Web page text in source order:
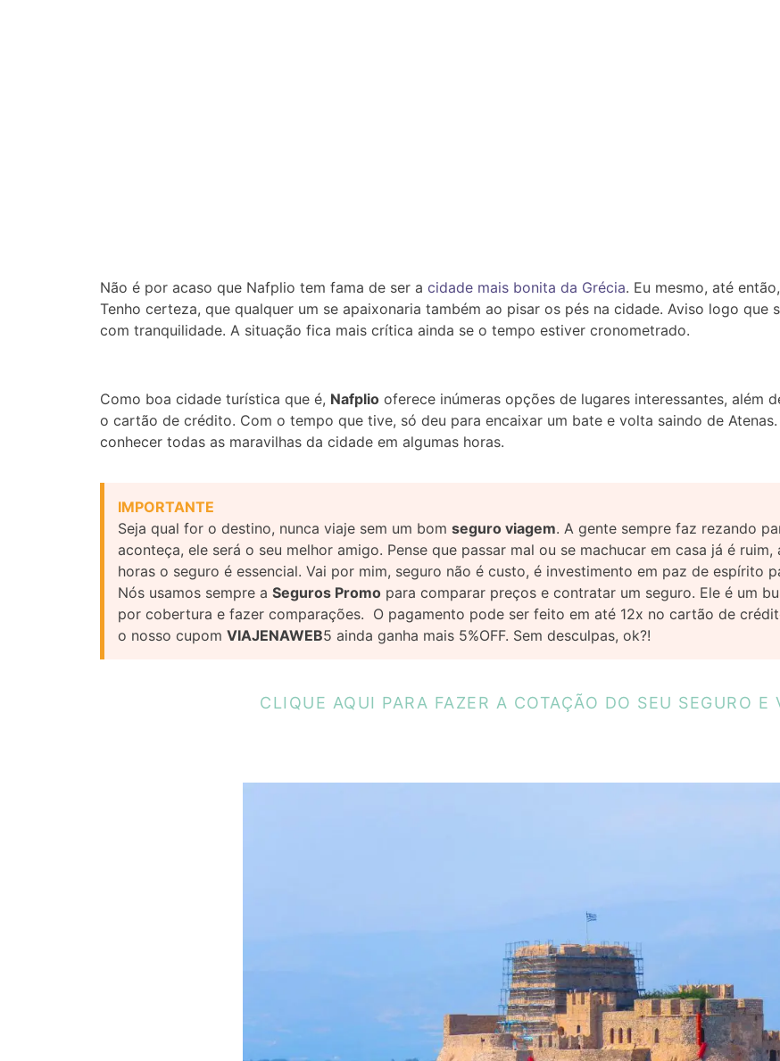
Não é por acaso que Nafplio tem fama de ser a cidade mais bonita da Grécia. Eu mesmo, até
Tenho certeza, que qualquer um se apaixonaria também ao pisar os pés na cidade. Aviso logo que
com tranquilidade. A situação fica mais crítica ainda se o tempo estiver cronometrado.
Como boa cidade turística que é, Nafplio oferece inúmeras opções de lugares interessantes, além
o cartão de crédito. Com o tempo que tive, só deu para encaixar um bate e volta saindo de
conhecer todas as maravilhas da cidade em algumas horas.
IMPORTANTE
Seja qual for o destino, nunca viaje sem um bom seguro viagem. A gente sempre faz rezando
aconteça, ele será o seu melhor amigo. Pense que passar mal ou se machucar em casa já é
horas o seguro é essencial. Vai por mim, seguro não é custo, é investimento em paz de espírito
Nós usamos sempre a Seguros Promo para comparar preços e contratar um seguro. Ele é um
por cobertura e fazer comparações. O pagamento pode ser feito em até 12x no cartão de
o nosso cupom VIAJENAWEB5 ainda ganha mais 5%OFF. Sem desculpas, ok?!
CLIQUE AQUI PARA FAZER A COTAÇÃO DO SEU SEGURO